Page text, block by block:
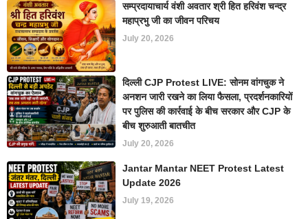
सम्प्रदायाचार्य वंशी अवतार श्री हित हरिवंश चन्द्र
महाप्रभु जी का जीवन परिचय
July 20, 2026
दिल्ली CJP Protest LIVE: सोनम वांगचुक ने
अनशन जारी रखने का लिया फैसला, प्रदर्शनकारियों
पर पुलिस की कार्रवाई के बीच सरकार और CJP के
बीच शुरुआती बातचीत
July 20, 2026
Jantar Mantar NEET Protest Latest
Update 2026
July 19, 2026